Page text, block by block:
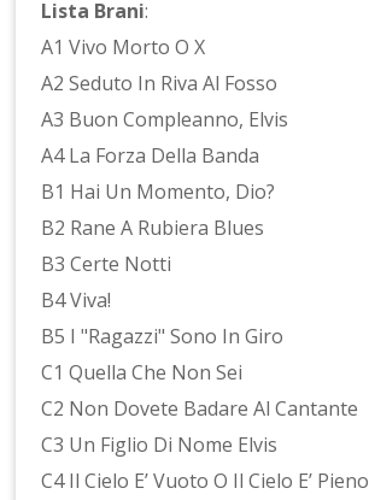
Lista Brani:
A1 Vivo Morto O X
A2 Seduto In Riva Al Fosso
A3 Buon Compleanno, Elvis
A4 La Forza Della Banda
B1 Hai Un Momento, Dio?
B2 Rane A Rubiera Blues
B3 Certe Notti
B4 Viva!
B5 I "Ragazzi" Sono In Giro
C1 Quella Che Non Sei
C2 Non Dovete Badare Al Cantante
C3 Un Figlio Di Nome Elvis
C4 Il Cielo E’ Vuoto O Il Cielo E’ Pieno